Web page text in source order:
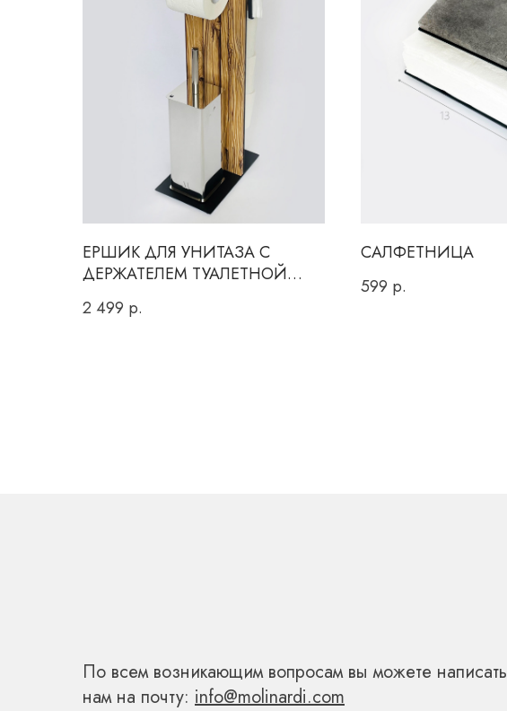
ЕРШИК ДЛЯ УНИТАЗА С
ДЕРЖАТЕЛЕМ ТУАЛЕТНОЙ
2 499 р.
САЛФЕТНИЦА
599 р.
СВЯЖИТЕСЬ С НАМИ
По всем возникающим вопросам вы можете написать
нам на почту: info@molinardi.com